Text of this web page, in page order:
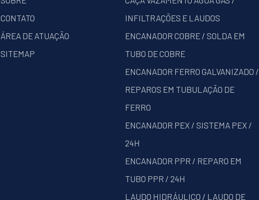
CONTATO
ÁREA DE ATUAÇÃO
SITEMAP
INFILTRAÇÕES E LAUDOS
ENCANADOR COBRE / SOLDA EM
TUBO DE COBRE
ENCANADOR FERRO GALVANIZADO /
REPAROS EM TUBULAÇÃO DE
FERRO
ENCANADOR PEX / SISTEMA PEX /
24H
ENCANADOR PPR / REPARO EM
TUBO PPR / 24H
LAUDO HIDRÁULICO / LAUDO DE